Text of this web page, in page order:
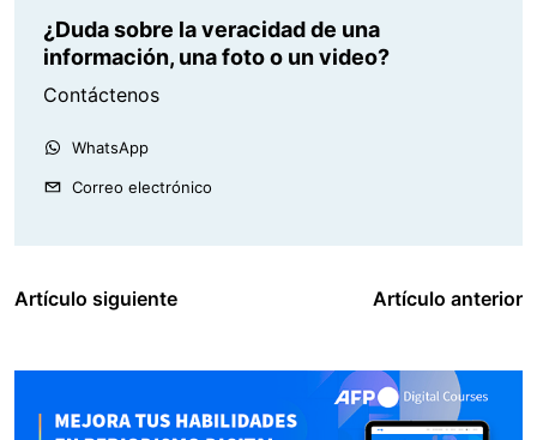
¿Duda sobre la veracidad de una
información, una foto o un video?
Contáctenos
WhatsApp
Correo electrónico
Artículo siguiente Artículo anterior